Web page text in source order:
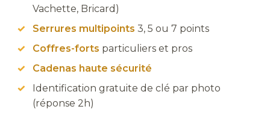
Vachette, Bricard)
Serrures multipoints 3, 5 ou 7 points
Coffres-forts particuliers et pros
Cadenas haute sécurité
Identification gratuite de clé par photo
(réponse 2h)